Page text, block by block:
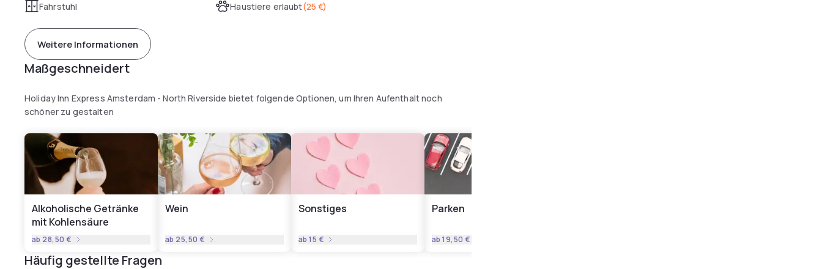
Fahrstuhl Haustiere erlaubt(25 €)
Weitere Informationen
Maßgeschneidert
Holiday Inn Express Amsterdam - North Riverside bietet folgende Optionen, um Ihren Aufenthalt noch
schöner zu gestalten
Alkoholische Getränke
mit Kohlensäure
ab 28,50 €
Wein
ab 25,50 €
Sonstiges
ab15 €
Parken
ab19,50 €
Häufig gestellte Fragen